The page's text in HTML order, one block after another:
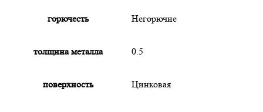
горючесть Негорючие
толщина металла 0.5
поверхность Цинковая